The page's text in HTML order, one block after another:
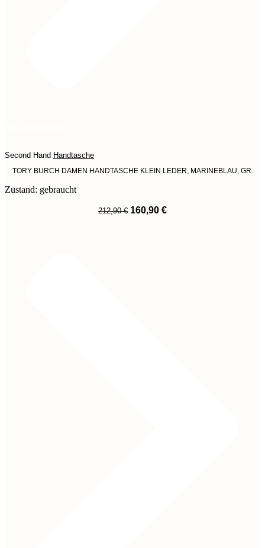
Second Hand Handtasche
TORY BURCH DAMEN HANDTASCHE KLEIN LEDER, MARINEBLAU, GR.
Zustand: gebraucht
212,90€ Ursprünglicher
Preis
160,90 €Aktueller